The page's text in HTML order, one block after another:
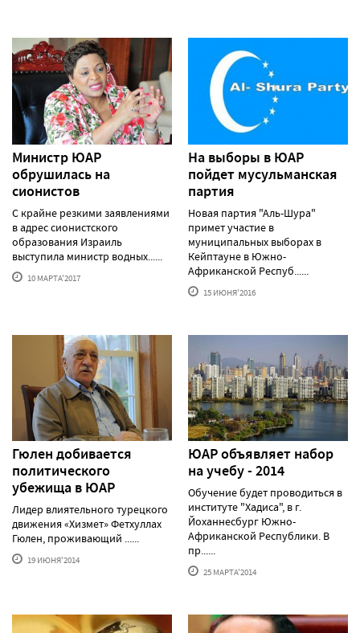
Министр ЮАР
обрушилась на
сионистов
С крайне резкими заявлениями
в адрес сионистского
образования Израиль
выступила министр водных......
10 МАРТА'2017
На выборы в ЮАР
пойдет мусульманская
партия
Новая партия "Аль-Шура"
примет участие в
муниципальных выборах в
Кейптауне в Южно-
Африканской Респуб......
15 ИЮНЯ'2016
Гюлен добивается
политического
убежища в ЮАР
Лидер влиятельного турецкого
движения «Хизмет» Фетхуллах
Гюлен, проживающий ......
19 ИЮНЯ'2014
ЮАР объявляет набор
на учебу - 2014
Обучение будет проводиться в
институте "Хадиса", в г.
Йоханнесбург Южно-
Африканской Республики. В
пр......
25 МАРТА'2014